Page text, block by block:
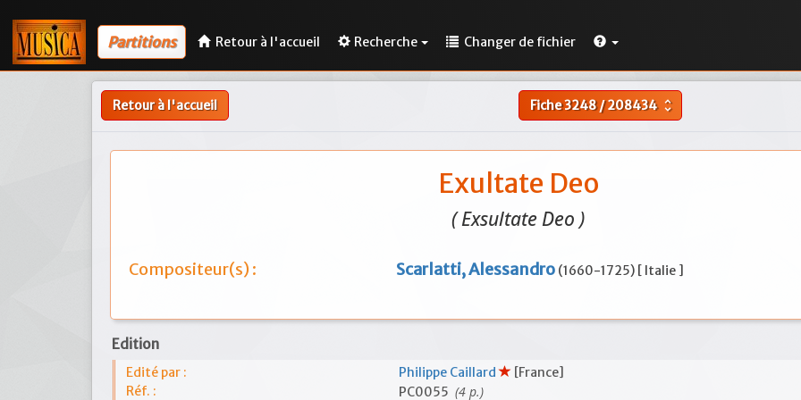
Partitions Retour à l'accueil Recherche Changer de fichier
Retour à l'accueil Fiche3248/208434 unfold_more
Exultate Deo
( Exsultate Deo )
Compositeur(s) : Scarlatti, Alessandro (1660-1725) [ Italie ]
Edition
Edité par : Philippe Caillard
[France]
Réf. :
PC0055 (4 p.)